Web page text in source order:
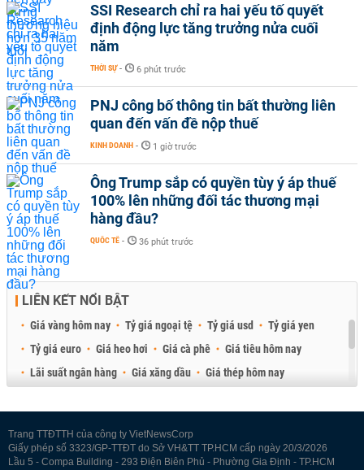
SSI Research chỉ ra hai yếu tố quyết
định động lực tăng trưởng nửa cuối
năm
THỜI SỰ - 6 phút trước
PNJ công bố thông tin bất thường liên
quan đến vấn đề nộp thuế
KINH DOANH - 1 giờ trước
Ông Trump sắp có quyền tùy ý áp thuế
100% lên những đối tác thương mại
hàng đầu?
QUỐC TẾ - 36 phút trước
LIÊN KẾT NỔI BẬT
Giá vàng hôm nay Tỷ giá ngoại tệ Tỷ giá usd
Tỷ giá yen
Tỷ giá euro
Giá heo hơi Giá cà phê
Giá tiêu hôm nay
Lãi suất ngân hàng
Giá xăng dầu
Giá thép hôm nay
Trang TTĐTTH của công ty VietNewsCorp
Giấy phép số 3323/GP-TTĐT do Sở VH&TT TP.HCM cấp ngày 20/3/2026
Lầu 5 - Compa Building - 293 Điện Biên Phủ - Phường Gia Định - TP.HCM